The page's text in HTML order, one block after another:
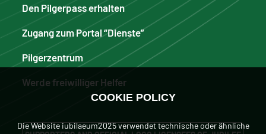
Den Pilgerpass erhalten
Zugang zum Portal “Dienste”
Pilgerzentrum
Werde freiwilliger Helfer
COOKIE POLICY
Die Website iubilaeum2025 verwendet technische oder ähnliche